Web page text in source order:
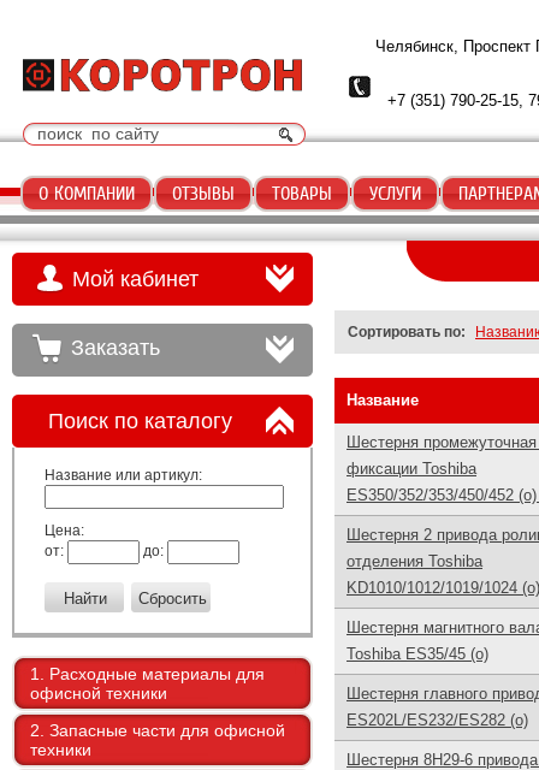
Челябинск,
+7 (351) 790-25-15,
О КОМПАНИИ ОТЗЫВЫ ТОВАРЫ УСЛУГИ
Мой кабинет
Заказать
Поиск по каталогу
Название или артикул:
Цена:
от:
до:
1. Расходные материалы для
офисной техники
2. Запасные части для офисной
техники
Сортировать по:
Название
Шестерня промежуточная
фиксации Toshiba
ES350/352/353/450/452
Шестерня 2 привода
отделения Toshiba
KD1010/1012/1019/1024 (o)
Шестерня магнитного
Toshiba ES35/45 (o)
Шестерня главного
ES202L/ES232/ES282 (o)
Шестерня 8H29-6